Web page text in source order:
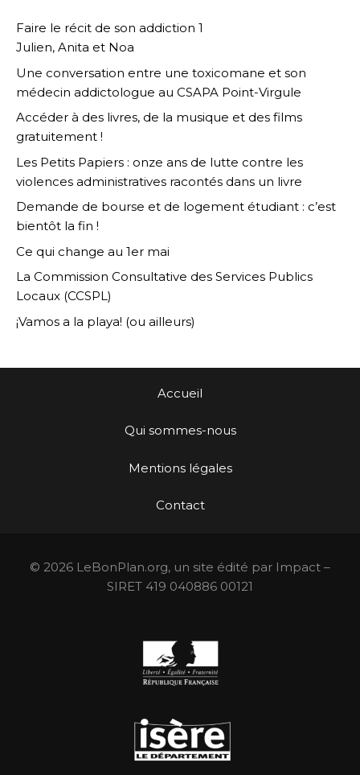
Faire le récit de son addiction 1
Julien, Anita et Noa
Une conversation entre une toxicomane et son
médecin addictologue au CSAPA Point-Virgule
Accéder à des livres, de la musique et des films
gratuitement !
Les Petits Papiers : onze ans de lutte contre les
violences administratives racontés dans un livre
Demande de bourse et de logement étudiant : c’est
bientôt la fin !
Ce qui change au 1er mai
La Commission Consultative des Services Publics
Locaux (CCSPL)
¡Vamos a la playa! (ou ailleurs)
Accueil
Qui sommes-nous
Mentions légales
Contact
© 2026 LeBonPlan.org, un site édité par Impact –
SIRET 419 040886 00121